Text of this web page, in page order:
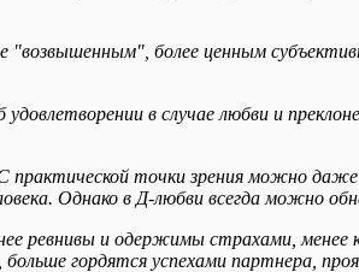
"возвышенным", более ценным
в случае любви и
точки зрения можно
Однако в Д-любви всегда можно
ревнивы и одержимы страхами, менее
гордятся успехами партнера,